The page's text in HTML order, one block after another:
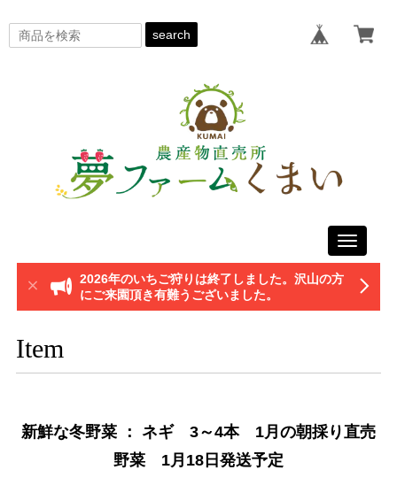
search
Toggle
2026年のいちご狩りは終了しました。沢山の方
にご来園頂き有難うございました。
Item
新鮮な冬野菜 ： ネギ 3～4本 1月の朝採り直売
野菜 1月18日発送予定